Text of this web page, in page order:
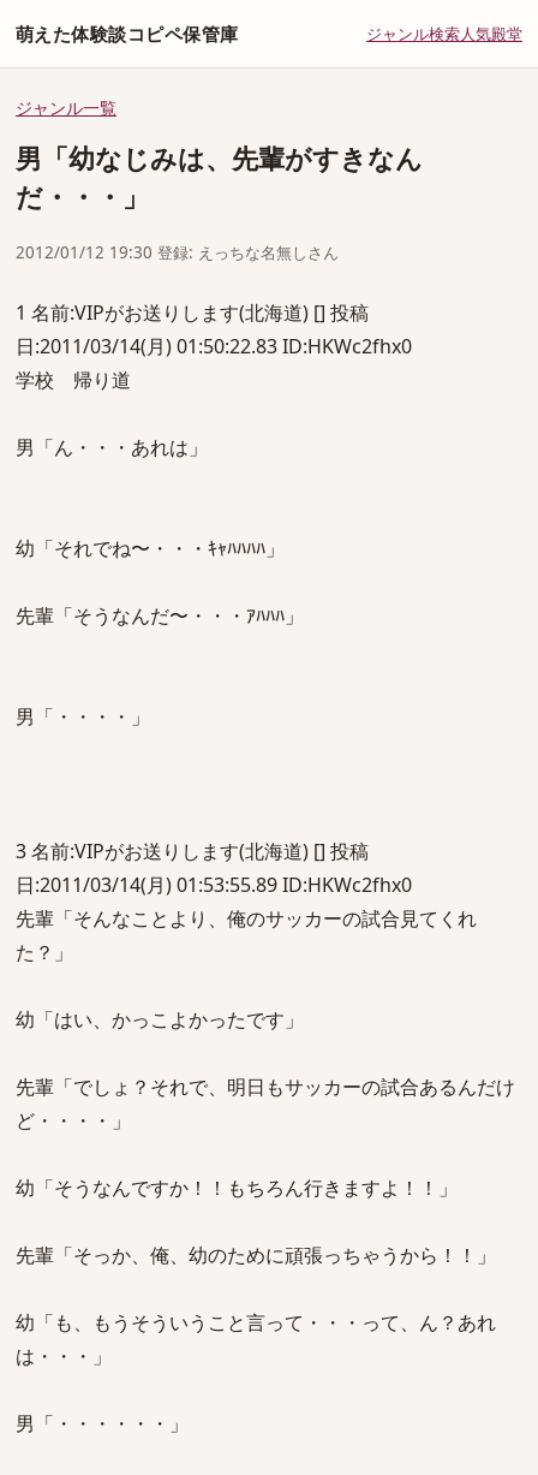
萌えた体験談コピペ保管庫 ジャンル検索人気殿堂
ジャンル一覧
男「幼なじみは、先輩がすきなん
だ・・・」
2012/01/12 19:30 登録: えっちな名無しさん
1 名前:VIPがお送りします(北海道) [] 投稿
日:2011/03/14(月) 01:50:22.83 ID:HKWc2fhx0
学校 帰り道
男「ん・・・あれは」
幼「それでね〜・・・ｷｬﾊﾊﾊﾊ」
先輩「そうなんだ〜・・・ｱﾊﾊﾊ」
男「・・・・」
3 名前:VIPがお送りします(北海道) [] 投稿
日:2011/03/14(月) 01:53:55.89 ID:HKWc2fhx0
先輩「そんなことより、俺のサッカーの試合見てくれ
た？」
幼「はい、かっこよかったです」
先輩「でしょ？それで、明日もサッカーの試合あるんだけ
ど・・・・」
幼「そうなんですか！！もちろん行きますよ！！」
先輩「そっか、俺、幼のために頑張っちゃうから！！」
幼「も、もうそういうこと言って・・・って、ん？あれ
は・・・」
男「・・・・・・」